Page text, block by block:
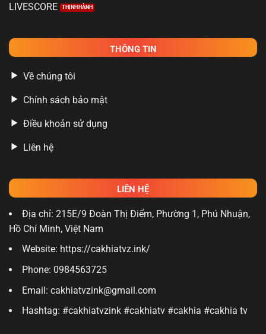
LIVESCORE
THÔNG TIN
Về chúng tôi
Chính sách bảo mật
Điều khoản sử dụng
Liên hệ
LIÊN HỆ
Địa chỉ: 215E/9 Đoàn Thị Điểm, Phường 1, Phú Nhuận,
Hồ Chí Minh, Việt Nam
Website: https://cakhiatvz.ink/
Phone: 0984563725
Email: cakhiatvzink@gmail.com
Hashtag: #cakhiatvzink #cakhiatv #cakhia #cakhia tv